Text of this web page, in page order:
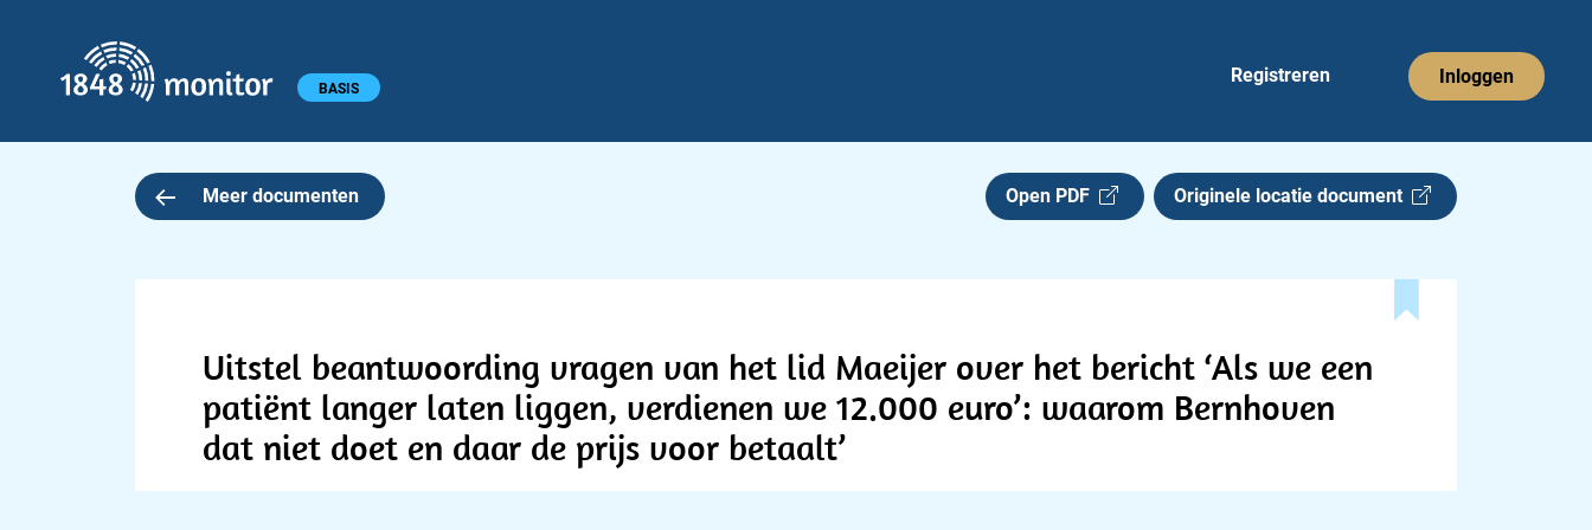
Hoofdmenu BASIS
Registreren Inloggen
Meer documenten Open PDF Originele locatie document
Uitstel beantwoording vragen van het lid Maeijer over het bericht ‘Als we een
patiënt langer laten liggen, verdienen we 12.000 euro’: waarom Bernhoven
dat niet doet en daar de prijs voor betaalt’